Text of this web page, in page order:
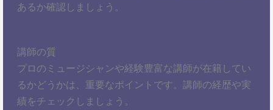
あるか確認しましょう。
講師の質
プロのミュージシャンや経験豊富な講師が在籍してい
るかどうかは、重要なポイントです。講師の経歴や実
績をチェックしましょう。